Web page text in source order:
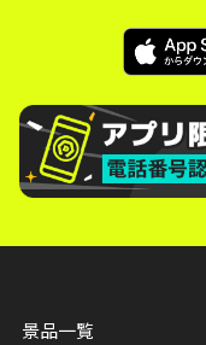
景品一覧